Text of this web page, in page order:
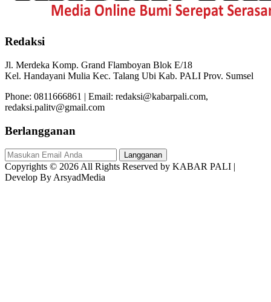
Redaksi
Jl. Merdeka Komp. Grand Flamboyan Blok E/18
Kel. Handayani Mulia Kec. Talang Ubi Kab. PALI Prov. Sumsel
Phone: 0811666861 | Email: redaksi@kabarpali.com,
redaksi.palitv@gmail.com
Berlangganan
Langganan
Copyrights © 2026 All Rights Reserved by KABAR PALI |
Develop By ArsyadMedia